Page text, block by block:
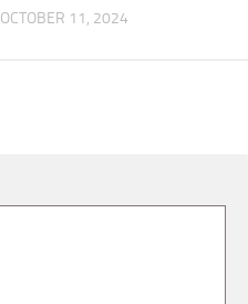
OCTOBER 11, 2024